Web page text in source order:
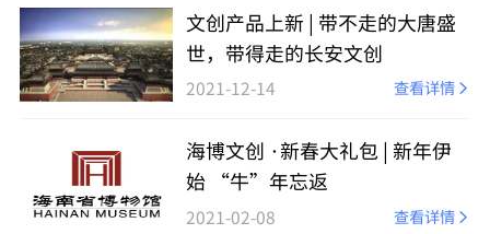
文创产品上新 | 带不走的大唐盛
世，带得走的长安文创
2021-12-14 查看详情
海博文创 ·新春大礼包 | 新年伊
始 “牛”年忘返
2021-02-08 查看详情